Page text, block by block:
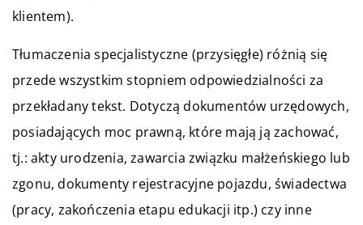
klientem).
Tłumaczenia specjalistyczne (przysięgłe) różnią się
przede wszystkim stopniem odpowiedzialności za
przekładany tekst. Dotyczą dokumentów urzędowych,
posiadających moc prawną, które mają ją zachować,
tj.: akty urodzenia, zawarcia związku małżeńskiego lub
zgonu, dokumenty rejestracyjne pojazdu, świadectwa
(pracy, zakończenia etapu edukacji itp.) czy inne